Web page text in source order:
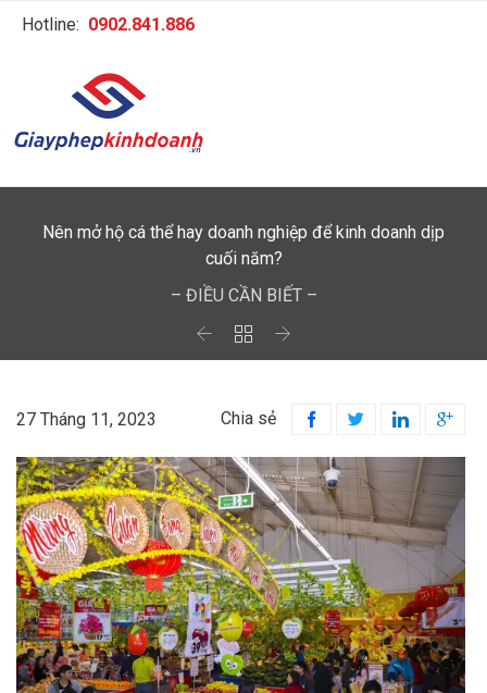
Hotline: 0902.841.886
Nên mở hộ cá thể hay doanh nghiệp để kinh doanh dịp
cuối năm?
– ĐIỀU CẦN BIẾT –
  
27 Tháng 11, 2023 Chia sẻ    